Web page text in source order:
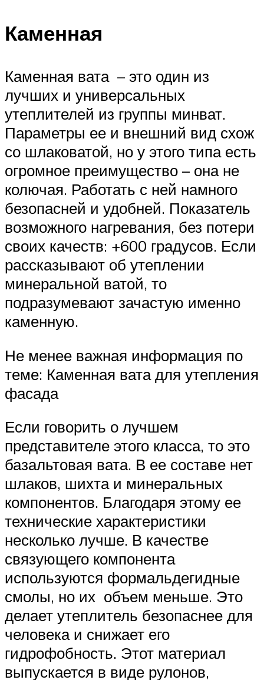
Каменная
Каменная вата – это один из
лучших и универсальных
утеплителей из группы минват.
Параметры ее и внешний вид схож
со шлаковатой, но у этого типа есть
огромное преимущество – она не
колючая. Работать с ней намного
безопасней и удобней. Показатель
возможного нагревания, без потери
своих качеств: +600 градусов. Если
рассказывают об утеплении
минеральной ватой, то
подразумевают зачастую именно
каменную.
Не менее важная информация по
теме: Каменная вата для утепления
фасада
Если говорить о лучшем
представителе этого класса, то это
базальтовая вата. В ее составе нет
шлаков, шихта и минеральных
компонентов. Благодаря этому ее
технические характеристики
несколько лучше. В качестве
связующего компонента
используются формальдегидные
смолы, но их объем меньше. Это
делает утеплитель безопаснее для
человека и снижает его
гидрофобность. Этот материал
выпускается в виде рулонов,